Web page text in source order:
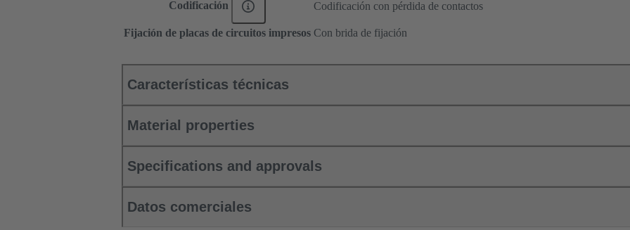
Codificación Codificación con pérdida de contactos
Fijación de placas de circuitos impresos Con brida de fijación
Características técnicas
Material properties
Specifications and approvals
Datos comerciales